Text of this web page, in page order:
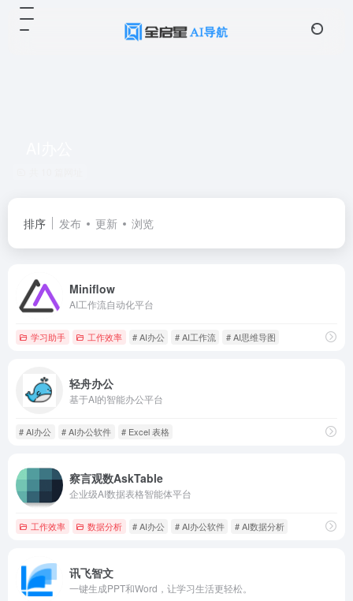
排序 发布 更新 浏览
Miniflow
AI工作流自动化平台
学习助手 工作效率 # AI办公 # AI工作流 # AI思维导图
轻舟办公
基于AI的智能办公平台
# AI办公 # AI办公软件 # Excel 表格
察言观数AskTable
企业级AI数据表格智能体平台
工作效率 数据分析 # AI办公 # AI办公软件 # AI数据分析
讯飞智文
一键生成PPT和Word，让学习生活更轻松。